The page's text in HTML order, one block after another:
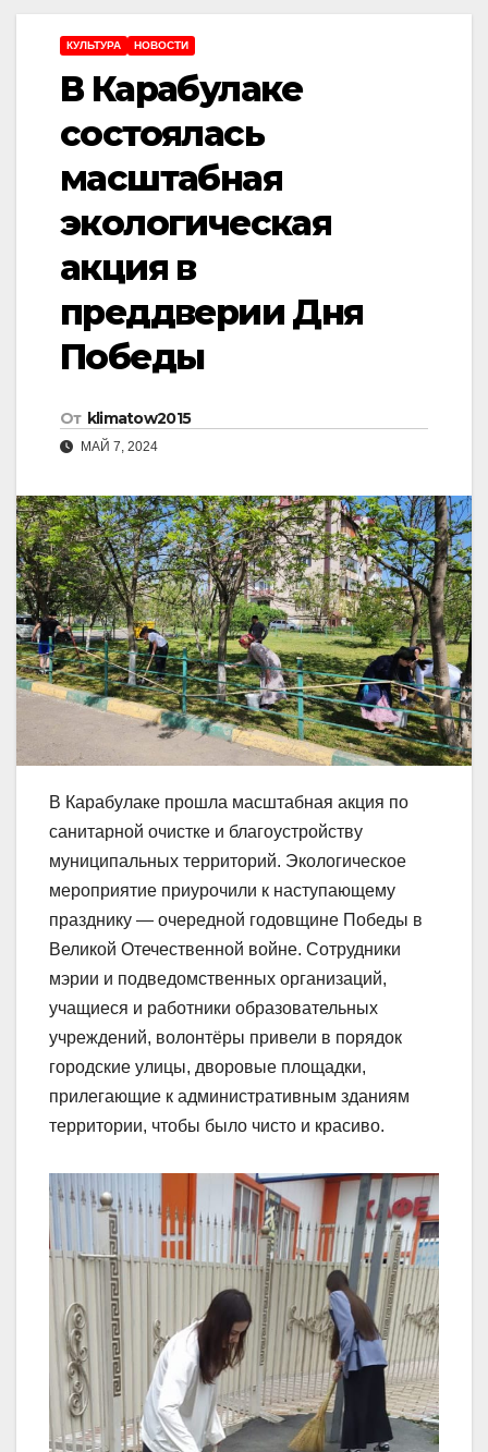
КУЛЬТУРА НОВОСТИ
В Карабулаке
состоялась
масштабная
экологическая
акция в
преддверии Дня
Победы
От klimatow2015
МАЙ 7, 2024
В Карабулаке прошла масштабная акция по
санитарной очистке и благоустройству
муниципальных территорий. Экологическое
мероприятие приурочили к наступающему
празднику — очередной годовщине Победы в
Великой Отечественной войне. Сотрудники
мэрии и подведомственных организаций,
учащиеся и работники образовательных
учреждений, волонтëры привели в порядок
городские улицы, дворовые площадки,
прилегающие к административным зданиям
территории, чтобы было чисто и красиво.